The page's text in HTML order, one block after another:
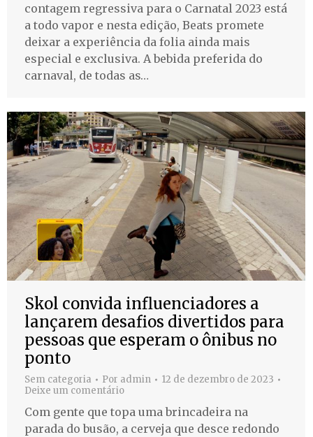
contagem regressiva para o Carnatal 2023 está
a todo vapor e nesta edição, Beats promete
deixar a experiência da folia ainda mais
especial e exclusiva. A bebida preferida do
carnaval, de todas as…
Skol convida influenciadores a
lançarem desafios divertidos para
pessoas que esperam o ônibus no
ponto
Sem categoria Por admin
12 de dezembro de 2023
Deixe um comentário
Com gente que topa uma brincadeira na
parada do busão, a cerveja que desce redondo